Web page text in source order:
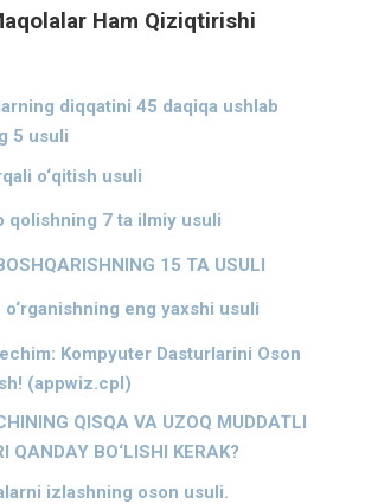
Ham Qiziqtirishi
diqqatini 45 daqiqa ushlab
5 usuli
o‘qitish usuli
qolishning 7 ta ilmiy usuli
15 TA USULI
eng yaxshi usuli
Kompyuter Dasturlarini Oson
(appwiz.cpl)
QISQA VA UZOQ MUDDATLI
QANDAY BO‘LISHI KERAK?
izlashning oson usuli.